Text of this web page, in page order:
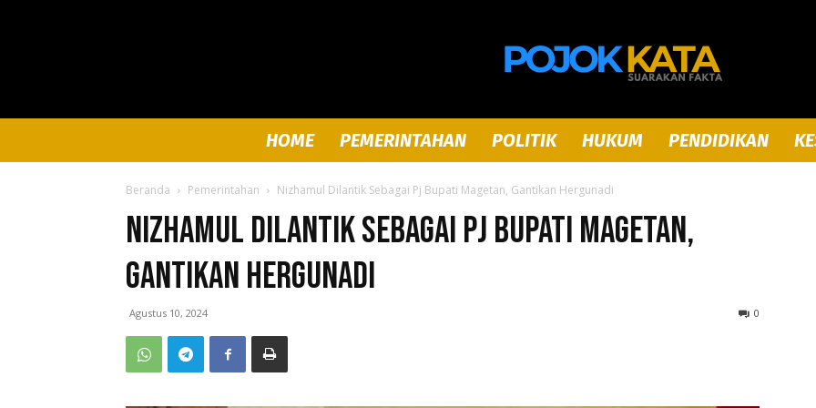
Pojok
HOME PEMERINTAHAN POLITIK HUKUM PENDIDIKAN
Beranda Pemerintahan Nizhamul Dilantik Sebagai Pj Bupati Magetan, Gantikan Hergunadi
Nizhamul Dilantik Sebagai Pj Bupati Magetan,
Gantikan Hergunadi
Agustus 10, 2024 0